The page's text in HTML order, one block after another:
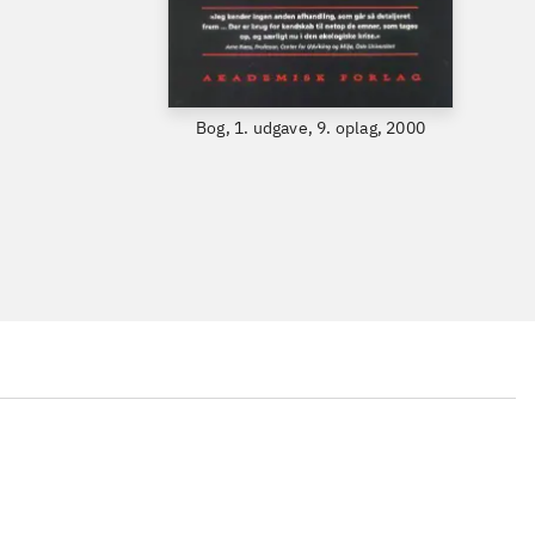
Bog, 1. udgave, 9. oplag, 2000